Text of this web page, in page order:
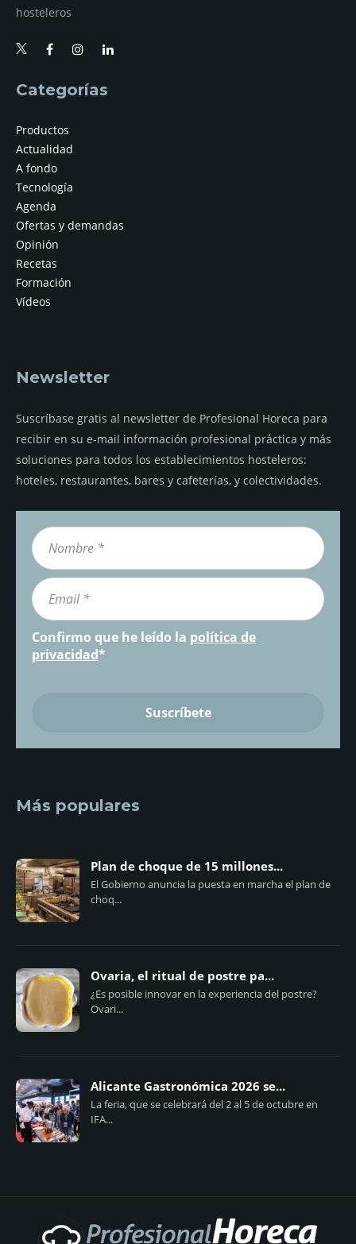
hosteleros
Categorías
Productos
Actualidad
A fondo
Tecnología
Agenda
Ofertas y demandas
Opinión
Recetas
Formación
Vídeos
Newsletter
Suscríbase gratis al newsletter de Profesional Horeca para
recibir en su e-mail información profesional práctica y más
soluciones para todos los establecimientos hosteleros:
hoteles, restaurantes, bares y cafeterías, y colectividades.
Confirmo que he leído la política de
privacidad*
Más populares
Plan de choque de 15 millones...
El Gobierno anuncia la puesta en marcha el plan de
choq...
Ovaria, el ritual de postre pa...
¿Es posible innovar en la experiencia del postre?
Ovari...
Alicante Gastronómica 2026 se...
La feria, que se celebrará del 2 al 5 de octubre en
IFA...